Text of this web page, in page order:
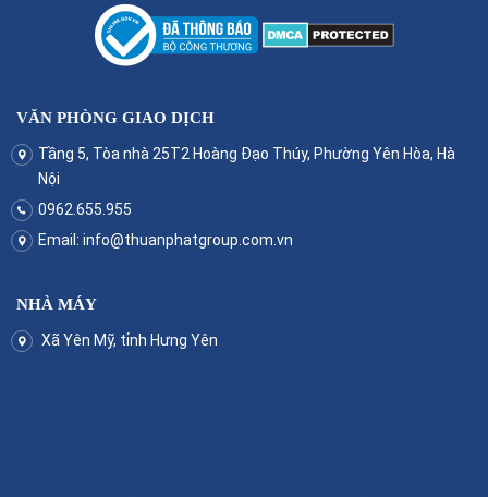
VĂN PHÒNG GIAO DỊCH
Tầng 5, Tòa nhà 25T2 Hoàng Đạo Thúy, Phường Yên Hòa, Hà
Nội
0962.655.955
Email: info@thuanphatgroup.com.vn
NHÀ MÁY
Xã Yên Mỹ, tỉnh Hưng Yên